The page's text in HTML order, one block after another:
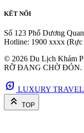
KẾT NỐI
Số 123 Phố Dương
Hotline: 1900 xxxx (Rực
© 2026 Du Lịch Khám
RỠ ĐANG CHỜ ĐÓN.
energy_savings_leaf LUXURY TRAVEL
keyboard_double_arrow_up TOP